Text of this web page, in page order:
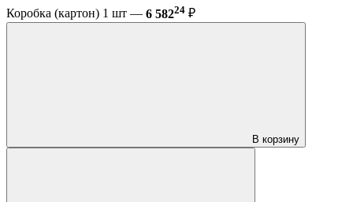
Коробка (картон) 1 шт — 6 58224 ₽
В корзину